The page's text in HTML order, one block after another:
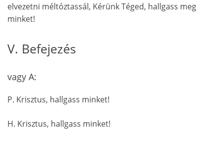
elvezetni méltóztassál, Kérünk Téged, hallgass meg
minket!
V. Befejezés
vagy A:
P. Krisztus, hallgass minket!
H. Krisztus, hallgass minket!